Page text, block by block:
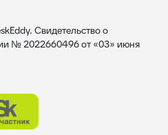
Свидетельство о
№ 2022660496 от «03» июня